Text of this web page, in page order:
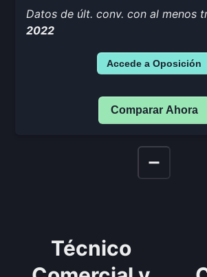
Datos de últ. conv. con al menos
2022
Accede a Oposición
Comparar Ahora
Técnico